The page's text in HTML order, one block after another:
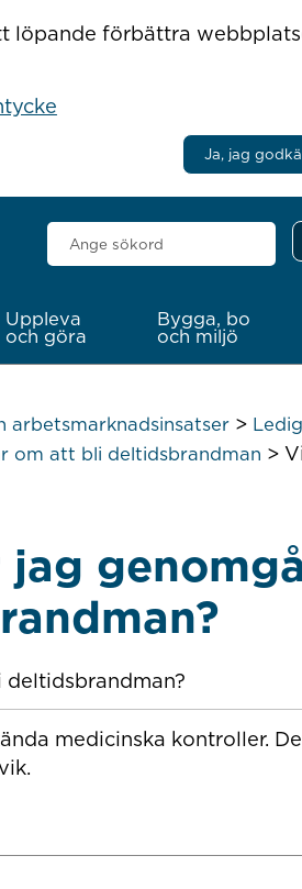
förbättra
Ja, jag
Sök
här
Uppleva
och göra
Bygga, bo
och miljö
arbetsmarknadsinsatser>
om att bli deltidsbrandman >
genomgå
medicinska kontroller.